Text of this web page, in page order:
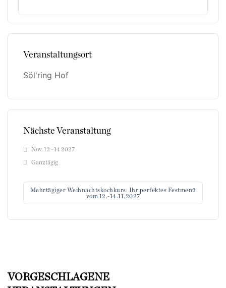
Veranstaltungsort
Söl'ring Hof
Nächste Veranstaltung
Mehrtägiger Weihnachtskochkurs: Ihr perfektes Festmenü
vom 12.-14.11.2027
Nov. 12 - 14 2027
Ganztägig
VORGESCHLAGENE